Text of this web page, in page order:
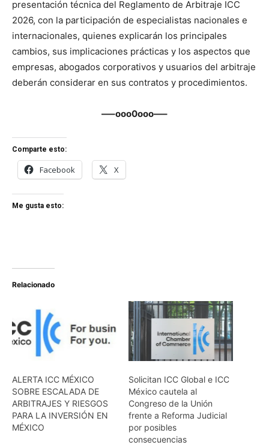
presentación técnica del Reglamento de Arbitraje ICC
2026, con la participación de especialistas nacionales e
internacionales, quienes explicarán los principales
cambios, sus implicaciones prácticas y los aspectos que
empresas, abogados corporativos y usuarios del arbitraje
deberán considerar en sus contratos y procedimientos.
—–ooo0ooo—–
Comparte esto:
Facebook X
Me gusta esto:
Relacionado
ALERTA ICC MÉXICO
SOBRE ESCALADA DE
ARBITRAJES Y RIESGOS
PARA LA INVERSIÓN EN
MÉXICO
Solicitan ICC Global e ICC
México cautela al
Congreso de la Unión
frente a Reforma Judicial
por posibles
consecuencias